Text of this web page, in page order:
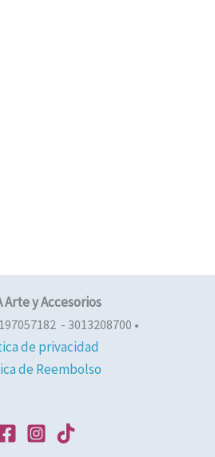
Arte y Accesorios
- 3013208700 •
de privacidad
de Reembolso